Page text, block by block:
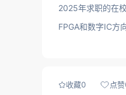
2025年求职的在
FPGA和数字IC方
收藏0 点赞